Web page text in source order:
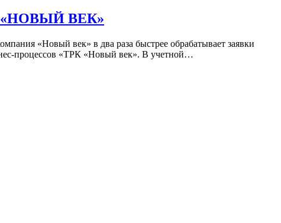
«НОВЫЙ ВЕК»
«Новый век» в два раза быстрее обрабатывает заявки
процессов «ТРК «Новый век». В учетной…